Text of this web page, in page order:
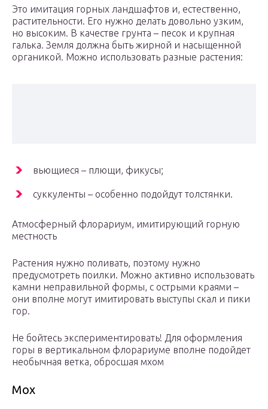
Это имитация горных ландшафтов и, естественно,
растительности. Его нужно делать довольно узким,
но высоким. В качестве грунта – песок и крупная
галька. Земля должна быть жирной и насыщенной
органикой. Можно использовать разные растения:
вьющиеся – плющи, фикусы;
суккуленты – особенно подойдут толстянки.
Атмосферный флорариум, имитирующий горную
местность
Растения нужно поливать, поэтому нужно
предусмотреть поилки. Можно активно использовать
камни неправильной формы, с острыми краями –
они вполне могут имитировать выступы скал и пики
гор.
Не бойтесь экспериментировать! Для оформления
горы в вертикальном флорариуме вполне подойдет
необычная ветка, обросшая мхом
Мох